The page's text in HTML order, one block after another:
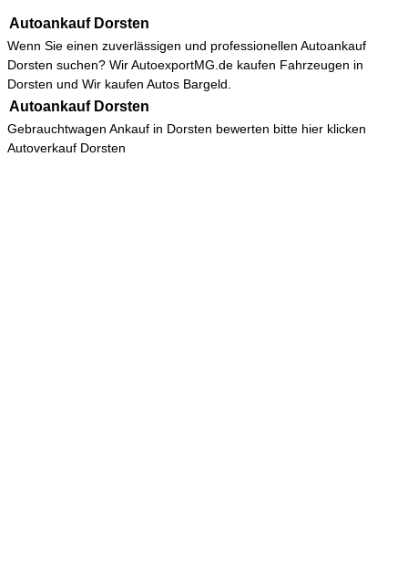
Autoankauf Dorsten
Wenn Sie einen zuverlässigen und professionellen Autoankauf
Dorsten suchen? Wir AutoexportMG.de kaufen Fahrzeugen in
Dorsten und Wir kaufen Autos Bargeld.
Autoankauf Dorsten
Gebrauchtwagen Ankauf in Dorsten bewerten bitte hier klicken
Autoverkauf Dorsten